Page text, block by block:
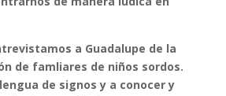
a Guadalupe de la
de famliares de niños sordos.
de signos y a conocer y